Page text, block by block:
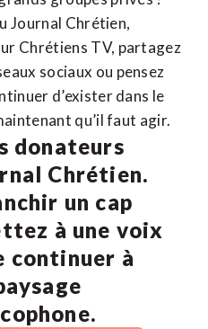
Journal Chrétien,
Chrétiens TV, partagez
sociaux ou pensez
d’exister dans le
qu’il faut agir.
donateurs
Chrétien.
un cap
à une voix
continuer à